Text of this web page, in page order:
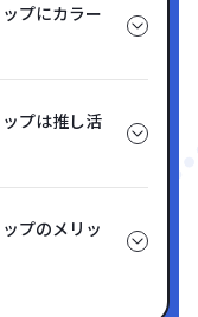
プにカラー
プは推し活
プのメリッ